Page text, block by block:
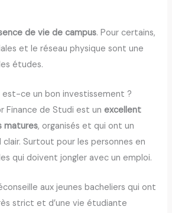
de vie de campus. Pour certains,
et le réseau physique sont une
études.
est-ce un bon investissement ?
Finance de Studi est unexcellent
matures, organisés et qui ont un
Surtout pour les personnes en
qui doivent jongler avec un emploi.
aux jeunes bacheliers qui ont
strict et d’une vie étudiante